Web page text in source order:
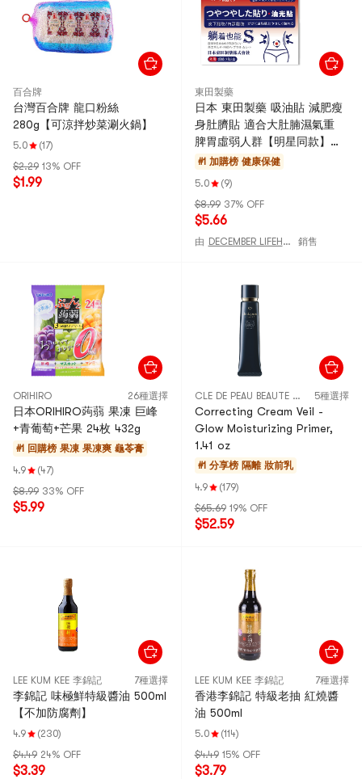
百合牌
台灣百合牌 龍口粉絲
280g【可涼拌炒菜涮火鍋】
5.0
(17)
$2.29 13% OFF
$1.99
東田製藥
日本 東田製藥 吸油貼 減肥瘦
身肚臍貼 適合大肚腩濕氣重
脾胃虛弱人群【明星同款】草
本油光貼 7貼/盒
#1 加購榜健康保健
5.0
(9)
$8.99 37% OFF
$5.66
由 DECEMBER LIFEHOUSE 銷售
ORIHIRO 26種選擇
日本ORIHIRO蒟蒻 果凍 巨峰
+青葡萄+芒果 24枚 432g
#1 回購榜 果凍 果凍爽 龜苓膏
4.9
(47)
$8.99 33% OFF
$5.99
CLE DE PEAU BEAUTE CPB 肌膚之鑰 5種選擇
Correcting Cream Veil -
Glow Moisturizing Primer,
1.41 oz
#1 分享榜隔離 妝前乳
4.9
(179)
$65.69 19% OFF
$52.59
LEE KUM KEE 李錦記 7種選擇
李錦記 味極鮮特級醬油 500ml
【不加防腐劑】
4.9
(230)
$4.49 24% OFF
$3.39
LEE KUM KEE 李錦記 7種選擇
香港李錦記 特級老抽 紅燒醬
油 500ml
5.0
(114)
$4.49 15% OFF
$3.79